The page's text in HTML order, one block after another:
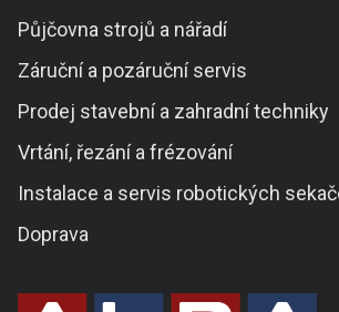
Půjčovna strojů a nářadí
Záruční a pozáruční servis
Prodej stavební a zahradní techniky
Vrtání, řezání a frézování
Instalace a servis robotických
Doprava